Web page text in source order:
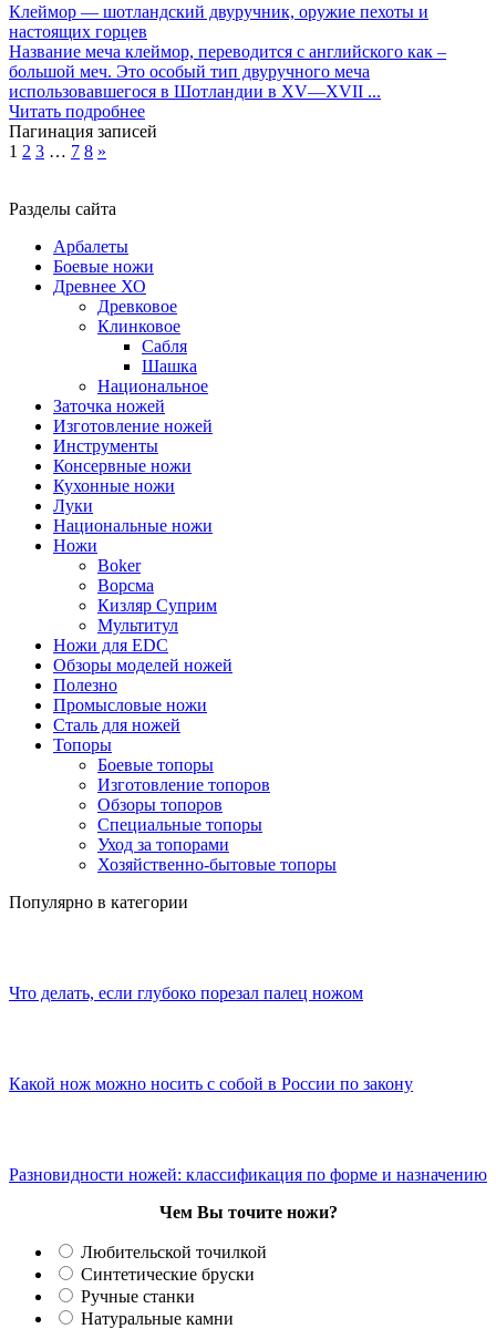
Клеймор — шотландский двуручник, оружие пехоты и
настоящих горцев
Название меча клеймор, переводится с английского как –
большой меч. Это особый тип двуручного меча
использовавшегося в Шотландии в XV—XVII ...
Читать подробнее
Пагинация записей
1 2 3 … 7 8 »
Разделы сайта
Арбалеты
Боевые ножи
Древнее ХО
Древковое
Клинковое
Сабля
Шашка
Национальное
Заточка ножей
Изготовление ножей
Инструменты
Консервные ножи
Кухонные ножи
Луки
Национальные ножи
Ножи
Boker
Ворсма
Кизляр Суприм
Мультитул
Ножи для EDC
Обзоры моделей ножей
Полезно
Промысловые ножи
Сталь для ножей
Топоры
Боевые топоры
Изготовление топоров
Обзоры топоров
Специальные топоры
Уход за топорами
Хозяйственно-бытовые топоры
Популярно в категории
Что делать, если глубоко порезал палец ножом
Какой нож можно носить с собой в России по закону
Разновидности ножей: классификация по форме и назначению
Чем Вы точите ножи?
Любительской точилкой
Синтетические бруски
Ручные станки
Натуральные камни